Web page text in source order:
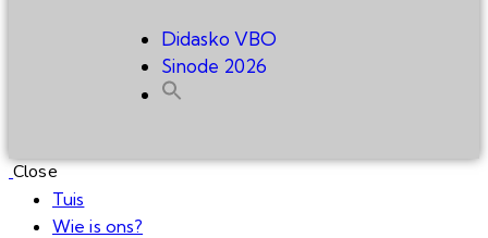
Didasko VBO
Sinode 2026
Close
Tuis
Wie is ons?